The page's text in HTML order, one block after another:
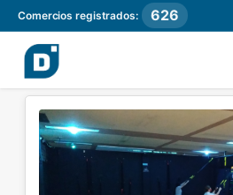
Comercios registrados: 626